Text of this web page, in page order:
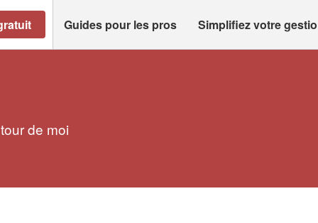
Guides pour les pros Simplifiez votre
de moi